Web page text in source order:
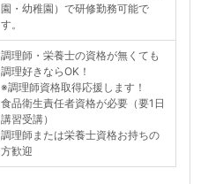
園・幼稚園）で研修勤務可能で
す。
調理師・栄養士の資格が無くても
調理好きならOK！
※調理師資格取得応援します！
食品衛生責任者資格が必要（要1日
講習受講）
調理師または栄養士資格お持ちの
方歓迎